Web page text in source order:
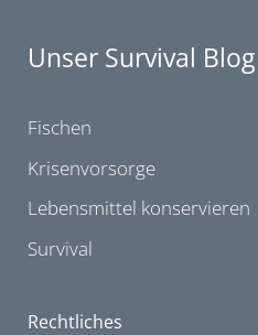
Unser Survival Blog
Fischen
Krisenvorsorge
Lebensmittel konservieren
Survival
Rechtliches